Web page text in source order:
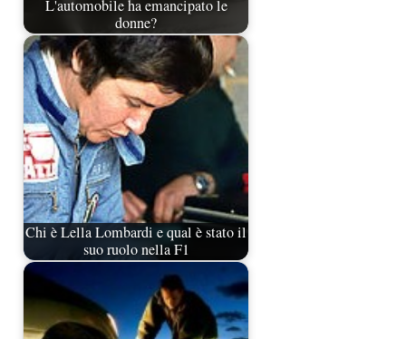
L'automobile ha emancipato le
donne?
Chi è Lella Lombardi e qual è stato il
suo ruolo nella F1